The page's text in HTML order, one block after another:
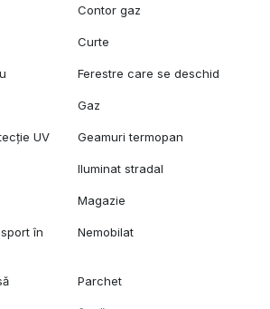
Contor gaz
Curte
Ferestre care se deschid
Gaz
UV Geamuri termopan
Iluminat stradal
Magazie
în
Nemobilat
Parchet